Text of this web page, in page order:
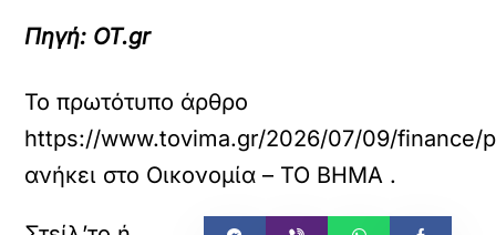
Πηγή: OT.gr
Το πρωτότυπο άρθρο
https://www.tovima.gr/2026/07/09/
ανήκει στο Οικονομία – ΤΟ ΒΗΜΑ .